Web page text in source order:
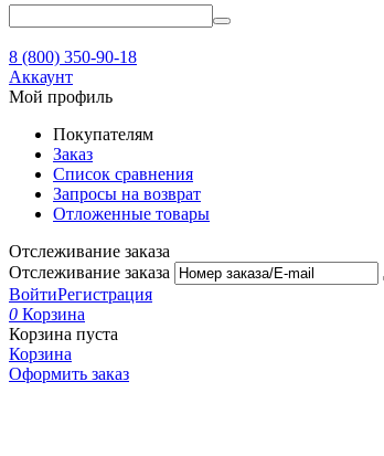
8 (800) 350-90-18
Аккаунт
Мой профиль
Покупателям
Заказ
Список сравнения
Запросы на возврат
Отложенные товары
Отслеживание заказа
Отслеживание заказа
ВойтиРегистрация
0 Корзина
Корзина пуста
Корзина
Оформить заказ